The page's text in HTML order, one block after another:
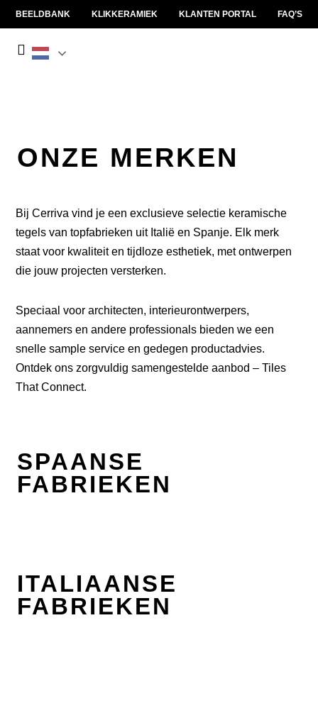
BEELDBANK KLIKKERAMIEK KLANTEN PORTAL FAQ’S
ONZE MERKEN
Bij Cerriva vind je een exclusieve selectie keramische
tegels van topfabrieken uit Italië en Spanje. Elk merk
staat voor kwaliteit en tijdloze esthetiek, met ontwerpen
die jouw projecten versterken.
Speciaal voor architecten, interieurontwerpers,
aannemers en andere professionals bieden we een
snelle sample service en gedegen productadvies.
Ontdek ons zorgvuldig samengestelde aanbod – Tiles
That Connect.
SPAANSE
FABRIEKEN
ITALIAANSE
FABRIEKEN